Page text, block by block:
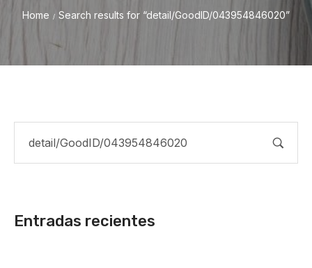
Home / Search results for “detail/GoodID/043954846020”
Entradas recientes